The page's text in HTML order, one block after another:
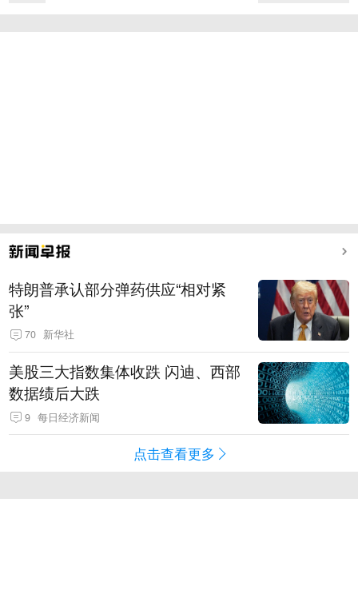
特朗普承认部分弹药供应“相对紧
张”
70 新华社
美股三大指数集体收跌 闪迪、西部
数据绩后大跌
9 每日经济新闻
点击查看更多